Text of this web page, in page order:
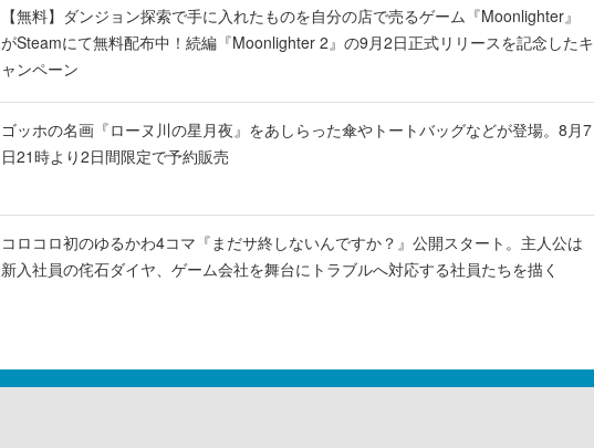
【無料】ダンジョン探索で手に入れたものを自分の店で売るゲーム『Moonlighter』
がSteamにて無料配布中！続編『Moonlighter 2』の9月2日正式リリースを記念したキ
ャンペーン
ゴッホの名画『ローヌ川の星月夜』をあしらった傘やトートバッグなどが登場。8月7
日21時より2日間限定で予約販売
コロコロ初のゆるかわ4コマ『まだサ終しないんですか？』公開スタート。主人公は
新入社員の侘石ダイヤ、ゲーム会社を舞台にトラブルへ対応する社員たちを描く